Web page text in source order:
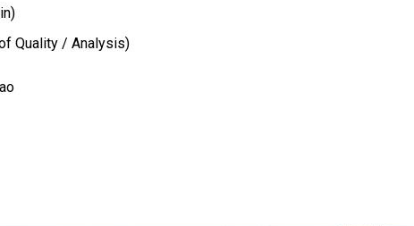
Quality / Analysis)